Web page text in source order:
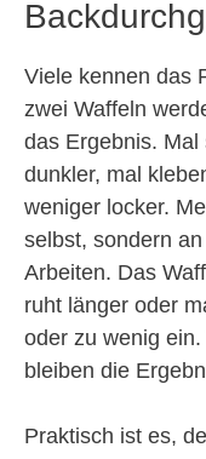
Viele kennen das
zwei Waffeln
das Ergebnis. Mal
dunkler, mal
weniger locker.
selbst, sondern
Arbeiten. Das
ruht länger oder
oder zu wenig
bleiben die
Praktisch ist es,